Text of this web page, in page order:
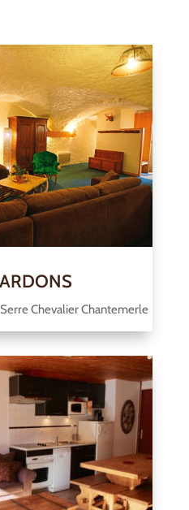
Chevalier Chantemerle